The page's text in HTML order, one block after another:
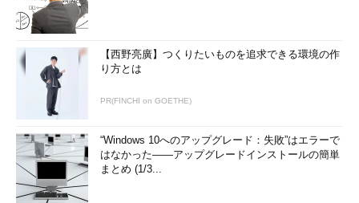
【西野亮廣】つくりたいものを追求できる環境の作
り方とは
PR(FINCHI on GOETHE)
“Windows 10へのアップグレード：失敗”はエラーで
はなかった――アップグレードインストールの簡単
まとめ (1/3...